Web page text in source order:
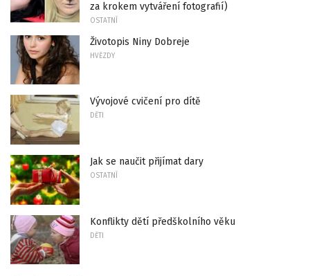
za krokem vytváření fotografií)
OSTATNÍ
Životopis Niny Dobreje
HVĚZDY
Vývojové cvičení pro dítě
DĚTI
Jak se naučit přijímat dary
OSTATNÍ
Konflikty dětí předškolního věku
DĚTI